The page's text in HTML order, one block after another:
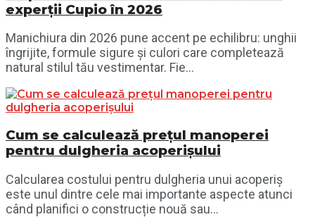
experții Cupio în 2026
Manichiura din 2026 pune accent pe echilibru: unghii
îngrijite, formule sigure și culori care completează
natural stilul tău vestimentar. Fie...
Cum se calculează prețul manoperei
pentru dulgheria acoperișului
Calcularea costului pentru dulgheria unui acoperiș
este unul dintre cele mai importante aspecte atunci
când planifici o construcție nouă sau...